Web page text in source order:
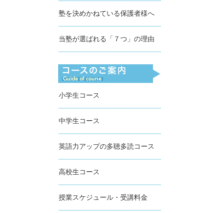
塾を決めかねている保護者様へ
当塾が選ばれる「７つ」の理由
小学生コース
中学生コース
英語力アップの多聴多読コース
高校生コース
授業スケジュール・受講料金